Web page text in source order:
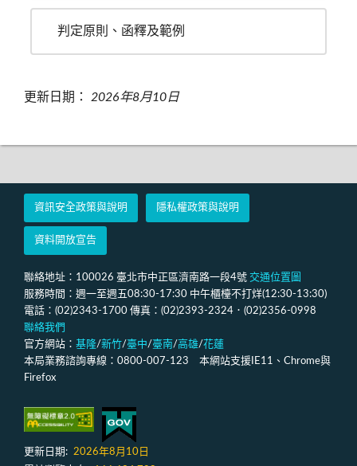
判定原則、函釋及範例
更新日期： 2026年8月10日
資訊安全政策與說明 隱私權政策與說明
資料開放宣告
聯絡地址：100026 臺北市中正區濟南路一段4號 交通位置圖
服務時間：週一至週五08:30-17:30 中午櫃檯不打烊(12:30-13:30)
電話：(02)2343-1700 傳真：(02)2393-2324．(02)2356-0998
聯絡我們
官方網站： 基隆/新竹/臺中/臺南/高雄/花蓮
本局業務諮詢專線：0800-007-123 本網站支援IE11、Chrome與
Firefox
更新日期: 2026年8月10日